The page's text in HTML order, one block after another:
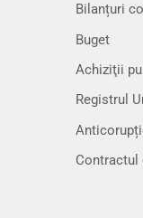
Bilanțuri
Buget
Achiziţii
Registrul
Contractul